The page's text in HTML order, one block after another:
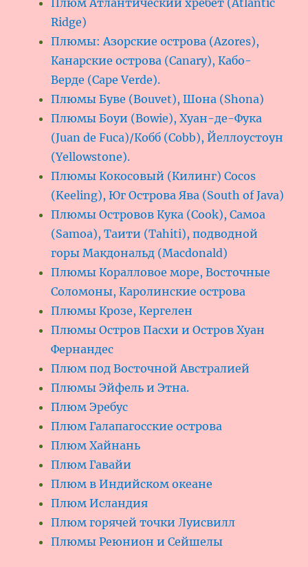
Ridge)
Плюмы: Азорские острова (Azores),
Канарские острова (Canary), Кабо-
Верде (Cape Verde).
Плюмы Буве (Bouvet), Шона (Shona)
Плюмы Боуи (Bowie), Хуан-де-Фука
(Juan de Fuca)/Кобб (Cobb), Йеллоустоун
(Yellowstone).
Плюмы Кокосовый (Килинг) Cocos
(Keeling), Юг Острова Ява (South of Java)
Плюмы Островов Кука (Cook), Самоа
(Samoa), Таити (Tahiti), подводной
горы Макдональд (Macdonald)
Плюмы Коралловое море, Восточные
Соломоны, Каролинские острова
Плюмы Крозе, Кергелен
Плюмы Остров Пасхи и Остров Хуан
Фернандес
Плюм под Восточной Австралией
Плюмы Эйфель и Этна.
Плюм Эребус
Плюм Галапагосские острова
Плюм Хайнань
Плюм Гавайи
Плюм в Индийском океане
Плюм Исландия
Плюм горячей точки Луисвилл
Плюмы Реюнион и Сейшелы